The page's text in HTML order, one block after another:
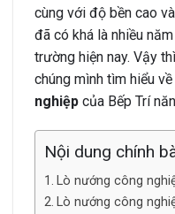
cùng với độ bền cao
đã có khá là nhiều
trường hiện nay. Vậy
chúng mình tìm hiểu
nghiệp của Bếp Trí
Nội dung chính
Lò nướng công
Lò nướng công